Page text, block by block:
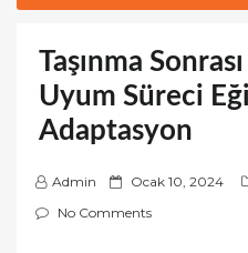
Taşınma
Uyum Süreci
Adaptasyon
Admin
P
o
Ocak 10, 2024
No Comments